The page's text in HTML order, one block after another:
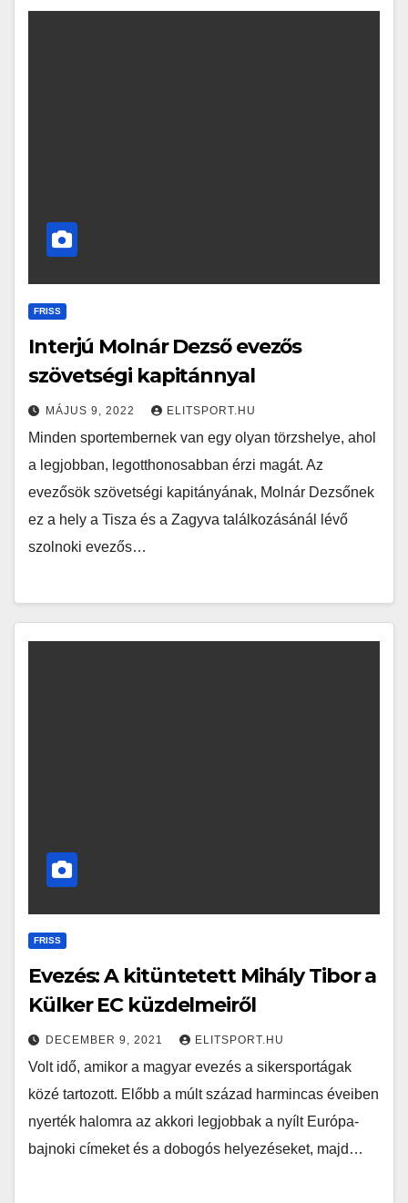
FRISS
Interjú Molnár Dezső evezős
szövetségi kapitánnyal
MÁJUS 9, 2022 ELITSPORT.HU
Minden sportembernek van egy olyan törzshelye, ahol
a legjobban, legotthonosabban érzi magát. Az
evezősök szövetségi kapitányának, Molnár Dezsőnek
ez a hely a Tisza és a Zagyva találkozásánál lévő
szolnoki evezős…
FRISS
Evezés: A kitüntetett Mihály Tibor a
Külker EC küzdelmeiről
DECEMBER 9, 2021 ELITSPORT.HU
Volt idő, amikor a magyar evezés a sikersportágak
közé tartozott. Előbb a múlt század harmincas éveiben
nyerték halomra az akkori legjobbak a nyílt Európa-
bajnoki címeket és a dobogós helyezéseket, majd…